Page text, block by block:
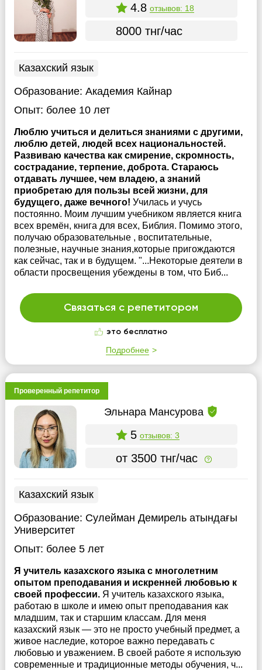
4.8 отзывов: 18
8000 тнг/час
Казахский язык
Образование: Академия Кайнар
Опыт: более 10 лет
Люблю учиться и делиться знаниями с другими,
люблю детей, людей всех национальностей.
Развиваю качества как смирение, скромность,
сострадание, терпение, доброта. Стараюсь
отдавать лучшее, чем владею, а знаний
приобретаю для пользы всей жизни, для
будущего, даже вечного! Училась и учусь
постоянно. Моим лучшим учебником является книга
всех времён, книга для всех, Библия. Помимо этого,
получаю образовательные , воспитательные,
полезные, научные знания,которые пригождаются
как сейчас, так и в будущем. "...Некоторые деятели в
области просвещения убеждены в том, что Биб...
Связаться с репетитором
это бесплатно
Подробнее
Проверенный репетитор
Эльнара Мансурова
5 отзывов: 3
от 3500 тнг/час
Казахский язык
Образование: Сулейман Демирель атындағы
Университет
Опыт: более 5 лет
Я учитель казахского языка с многолетним
опытом преподавания и искренней любовью к
своей профессии. Я учитель казахского языка,
работаю в школе и имею опыт преподавания как
младшим, так и старшим классам. Для меня
казахский язык — это не просто учебный предмет, а
живое наследие, которое важно передавать с
любовью и уважением. В своей работе я использую
современные и традиционные методы обучения, ч...